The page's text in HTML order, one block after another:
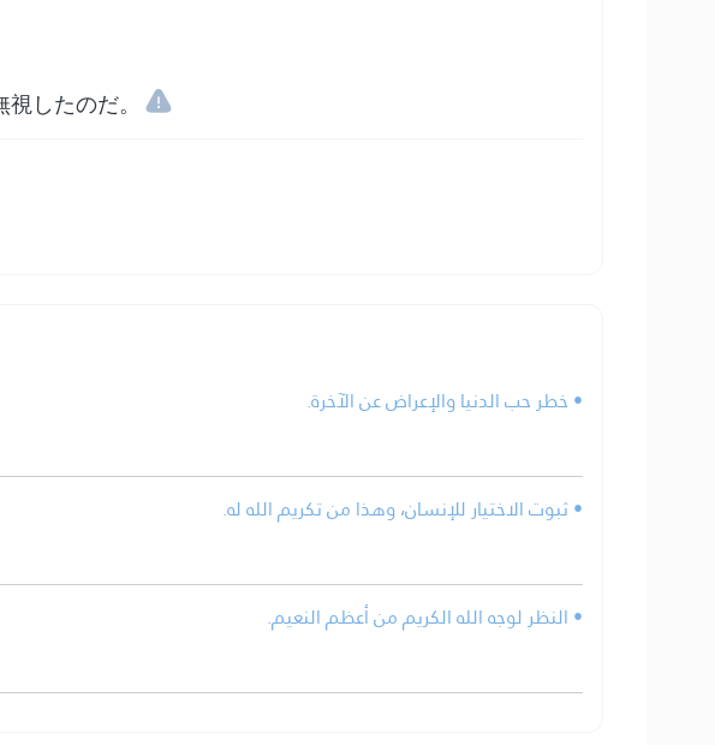
したのだ。
• خطر حب الدنيا والإعراض عن الآخرة.
• ثبوت الاختيار للإنسان، وهذا من تكريم الله له.
• النظر لوجه الله الكريم من أعظم النعيم.